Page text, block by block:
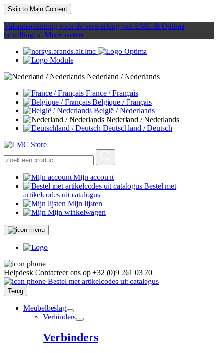
Skip to Main Content
Vakantieplanning voor de verwerking van LMC & Optima
bestellingen. Meer weten
Nederland / Nederlands
France / Français
Belgique / Français
België / Nederlands
Nederland / Nederlands
Deutschland / Deutsch
Mijn account
Bestel met
artikelcodes uit catalogus
Mijn lijsten
Mijn winkelwagen
Helpdesk Contacteer ons op +32 (0)9 261 03 70
Bestel met artikelcodes uit catalogus
Terug
Meubelbeslag
Verbinders
Verbinders